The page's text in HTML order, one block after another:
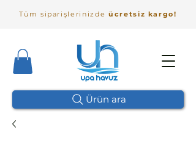
Tüm siparişlerinizde ücretsiz kargo!
Ürün ara